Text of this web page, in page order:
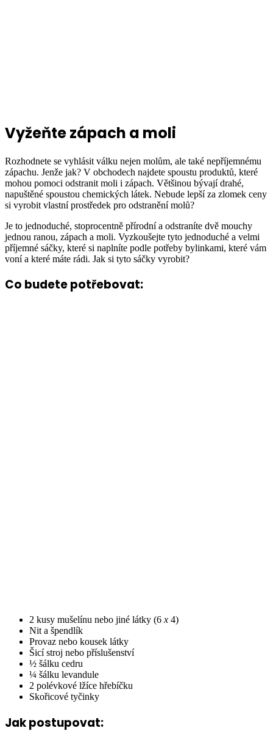
Vyžeňte zápach a moli
Rozhodnete se vyhlásit válku nejen molům, ale také nepříjemnému
zápachu. Jenže jak? V obchodech najdete spoustu produktů, které
mohou pomoci odstranit moli i zápach. Většinou bývají drahé,
napuštěné spoustou chemických látek. Nebude lepší za zlomek ceny
si vyrobit vlastní prostředek pro odstranění molů?
Je to jednoduché, stoprocentně přírodní a odstraníte dvě mouchy
jednou ranou, zápach a moli. Vyzkoušejte tyto jednoduché a velmi
příjemné sáčky, které si naplníte podle potřeby bylinkami, které vám
voní a které máte rádi. Jak si tyto sáčky vyrobit?
Co budete potřebovat:
2 kusy mušelínu nebo jiné látky (6 x 4)
Nit a špendlík
Provaz nebo kousek látky
Šicí stroj nebo příslušenství
½ šálku cedru
¼ šálku levandule
2 polévkové lžíce hřebíčku
Skořicové tyčinky
Jak postupovat: